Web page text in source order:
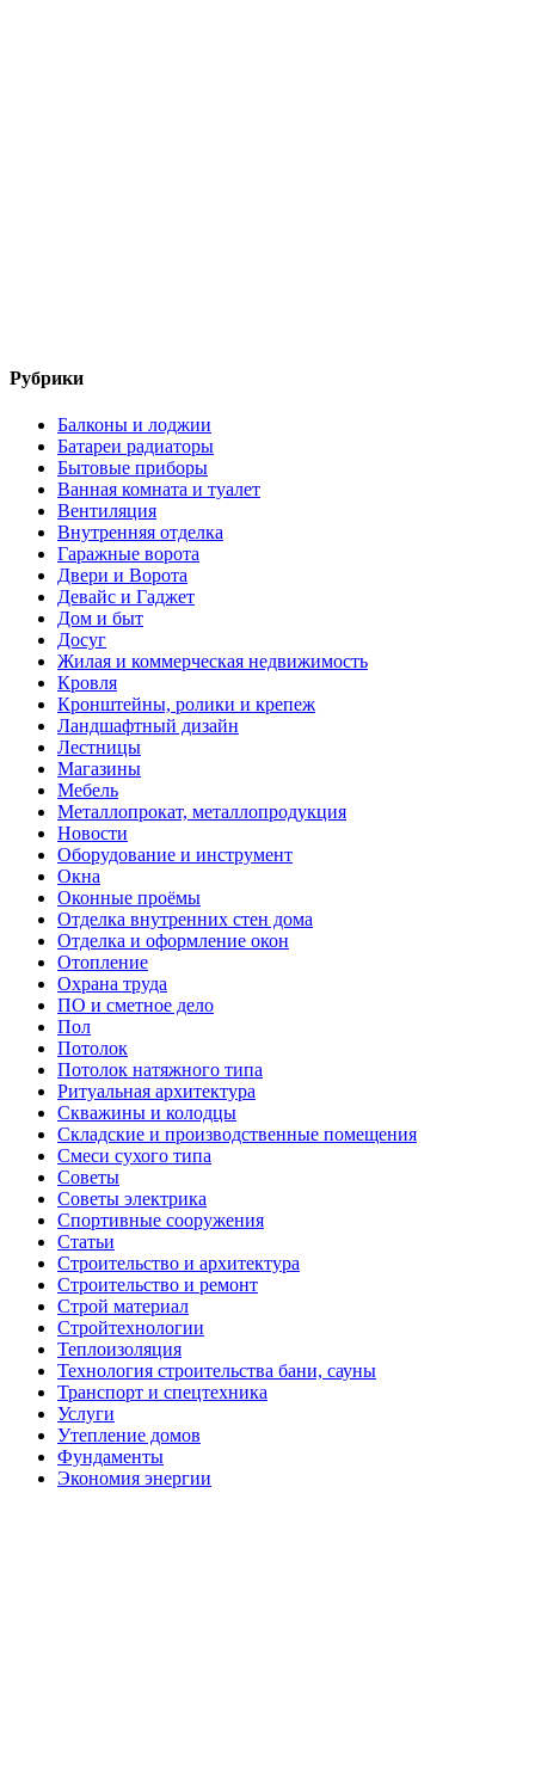
Рубрики
Балконы и лоджии
Батареи радиаторы‎
Бытовые приборы
Ванная комната и туалет
Вентиляция
Внутренняя отделка
Гаражные ворота
Двери и Ворота
Девайс и Гаджет
Дом и быт
Досуг
Жилая и коммерческая недвижимость
Кровля
Кронштейны, ролики и крепеж
Ландшафтный дизайн
Лестницы
Магазины
Мебель
Металлопрокат, металлопродукция
Новости
Оборудование и инструмент
Окна
Оконные проёмы
Отделка внутренних стен дома
Отделка и оформление окон
Отопление
Охрана труда
ПО и сметное дело
Пол
Потолок
Потолок натяжного типа
Ритуальная архитектура
Скважины и колодцы
Складские и производственные помещения
Смеси сухого типа
Советы
Советы электрика
Спортивные сооружения
Статьи
Строительство и архитектура
Строительство и ремонт
Строй материал
Стройтехнологии
Теплоизоляция
Технология строительства бани, сауны
Транспорт и спецтехника
Услуги
Утепление домов
Фундаменты
Экономия энергии